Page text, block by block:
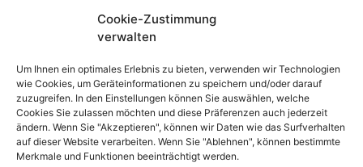
Cookie-Zustimmung
verwalten
Um Ihnen ein optimales Erlebnis zu bieten, verwenden wir Technologien
wie Cookies, um Geräteinformationen zu speichern und/oder darauf
zuzugreifen. In den Einstellungen können Sie auswählen, welche
Cookies Sie zulassen möchten und diese Präferenzen auch jederzeit
ändern. Wenn Sie "Akzeptieren", können wir Daten wie das Surfverhalten
auf dieser Website verarbeiten. Wenn Sie "Ablehnen", können bestimmte
Merkmale und Funktionen beeinträchtigt werden.
LINKS
Impressum
Datenschutz
Cookie-Richtlinie